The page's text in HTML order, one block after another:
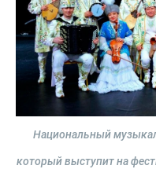
Национальный
который выступит на